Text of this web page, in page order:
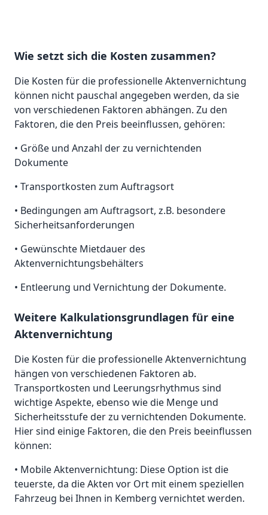
Wie setzt sich die Kosten zusammen?
Die Kosten für die professionelle Aktenvernichtung
können nicht pauschal angegeben werden, da sie
von verschiedenen Faktoren abhängen. Zu den
Faktoren, die den Preis beeinflussen, gehören:
• Größe und Anzahl der zu vernichtenden
Dokumente
• Transportkosten zum Auftragsort
• Bedingungen am Auftragsort, z.B. besondere
Sicherheitsanforderungen
• Gewünschte Mietdauer des
Aktenvernichtungsbehälters
• Entleerung und Vernichtung der Dokumente.
Weitere Kalkulationsgrundlagen für eine
Aktenvernichtung
Die Kosten für die professionelle Aktenvernichtung
hängen von verschiedenen Faktoren ab.
Transportkosten und Leerungsrhythmus sind
wichtige Aspekte, ebenso wie die Menge und
Sicherheitsstufe der zu vernichtenden Dokumente.
Hier sind einige Faktoren, die den Preis beeinflussen
können:
• Mobile Aktenvernichtung: Diese Option ist die
teuerste, da die Akten vor Ort mit einem speziellen
Fahrzeug bei Ihnen in Kemberg vernichtet werden.